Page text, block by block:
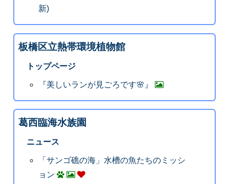
新)
板橋区立熱帯環境植物館
トップページ
『美しいランが見ごろです🌸』
葛西臨海水族園
ニュース
「サンゴ礁の海」水槽の魚たちのミッシ
ョン